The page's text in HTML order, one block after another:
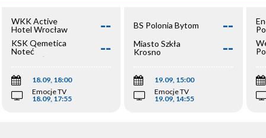
WKK Active
Hotel Wrocław
--
KSK Qemetica
Noteć
Inowrocław
--
18.09, 18:00
Emocje TV
18.09, 17:55
BS Polonia Bytom --
Miasto Szkła
Krosno
--
19.09, 15:00
Emocje TV
19.09, 14:55